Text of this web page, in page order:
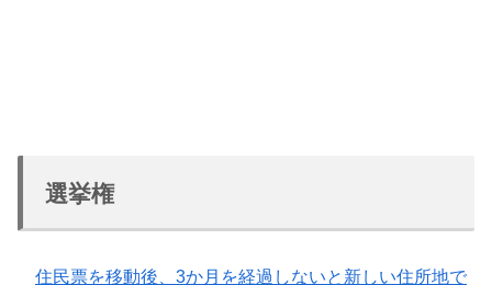
選挙権
住民票を移動後、3か月を経過しないと新しい住所地で